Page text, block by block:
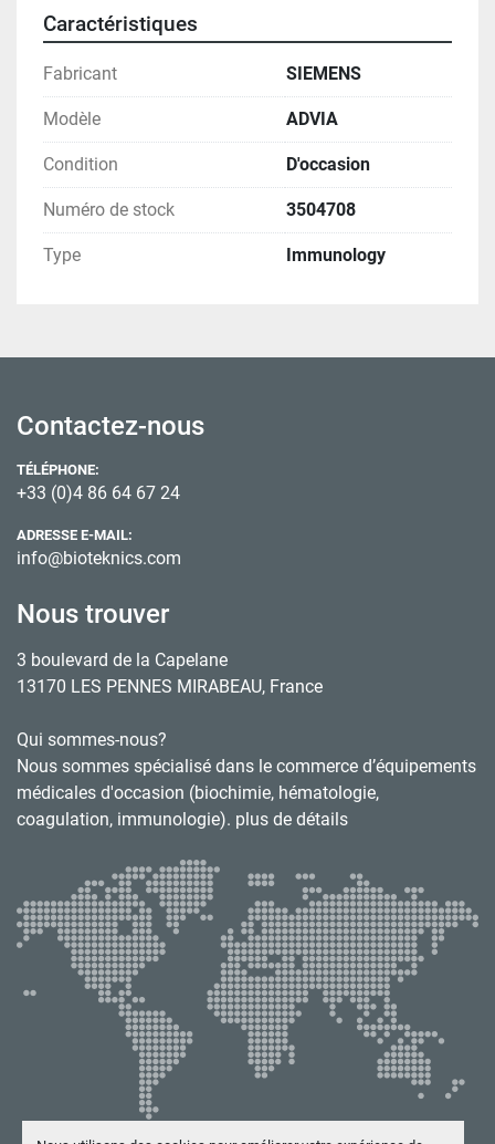
Caractéristiques
Fabricant SIEMENS
Modèle ADVIA
Condition D'occasion
Numéro de stock 3504708
Type Immunology
Contactez-nous
TÉLÉPHONE:
+33 (0)4 86 64 67 24
ADRESSE E-MAIL:
info@bioteknics.com
Nous trouver
3 boulevard de la Capelane
13170 LES PENNES MIRABEAU, France
Qui sommes-nous?
Nous sommes spécialisé dans le commerce d’équipements
médicales d'occasion (biochimie, hématologie,
coagulation, immunologie). plus de détails